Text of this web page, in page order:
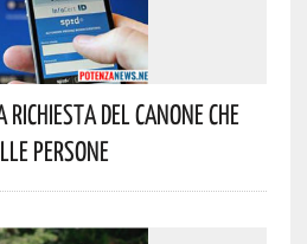
Del Canone Che
Persone